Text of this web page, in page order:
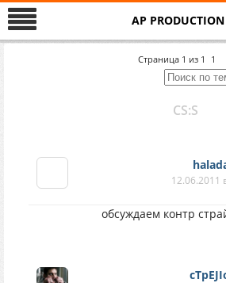
AP PRODUCTION
Страница 1 из 1 1
CS:S
12.06.2011
обсуждаем контр